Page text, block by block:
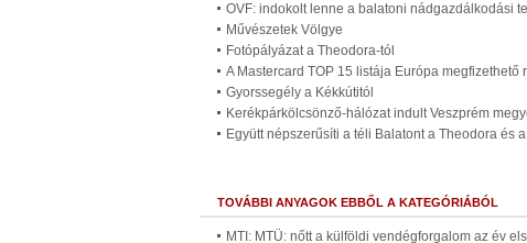
OVF: indokolt lenne a balatoni nádgazdálkodási
Művészetek Völgye
Fotópályázat a Theodora-tól
A Mastercard TOP 15 listája Európa megfizethető
Gyorssegély a Kékkútitól
Kerékpárkölcsönző-hálózat indult Veszprém
Együtt népszerűsíti a téli Balatont a Theodora és
TOVÁBBI ANYAGOK EBBŐL A KATEGÓRIÁBÓL
MTI: MTÜ: nőtt a külföldi vendégforgalom az év